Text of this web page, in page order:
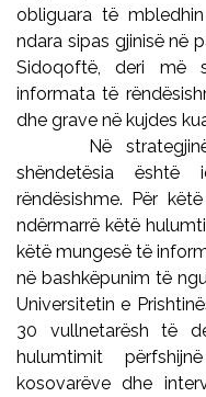
obliguara të
ndara sipas gjinisë në
Sidoqoftë, deri më
informata të
dhe grave në kujdes
Në strategjinë e
shëndetësia
rëndësishme. Për
ndërmarrë këtë
këtë mungesë të
në bashkëpunim të
Universitetin e
30 vullnetarësh të
hulumtimit
kosovarëve dhe